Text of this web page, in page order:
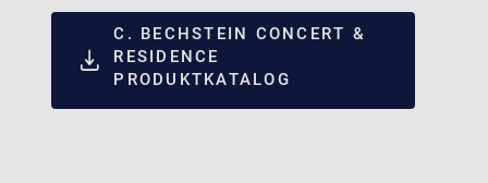
C. BECHSTEIN CONCERT &
RESIDENCE
PRODUKTKATALOG